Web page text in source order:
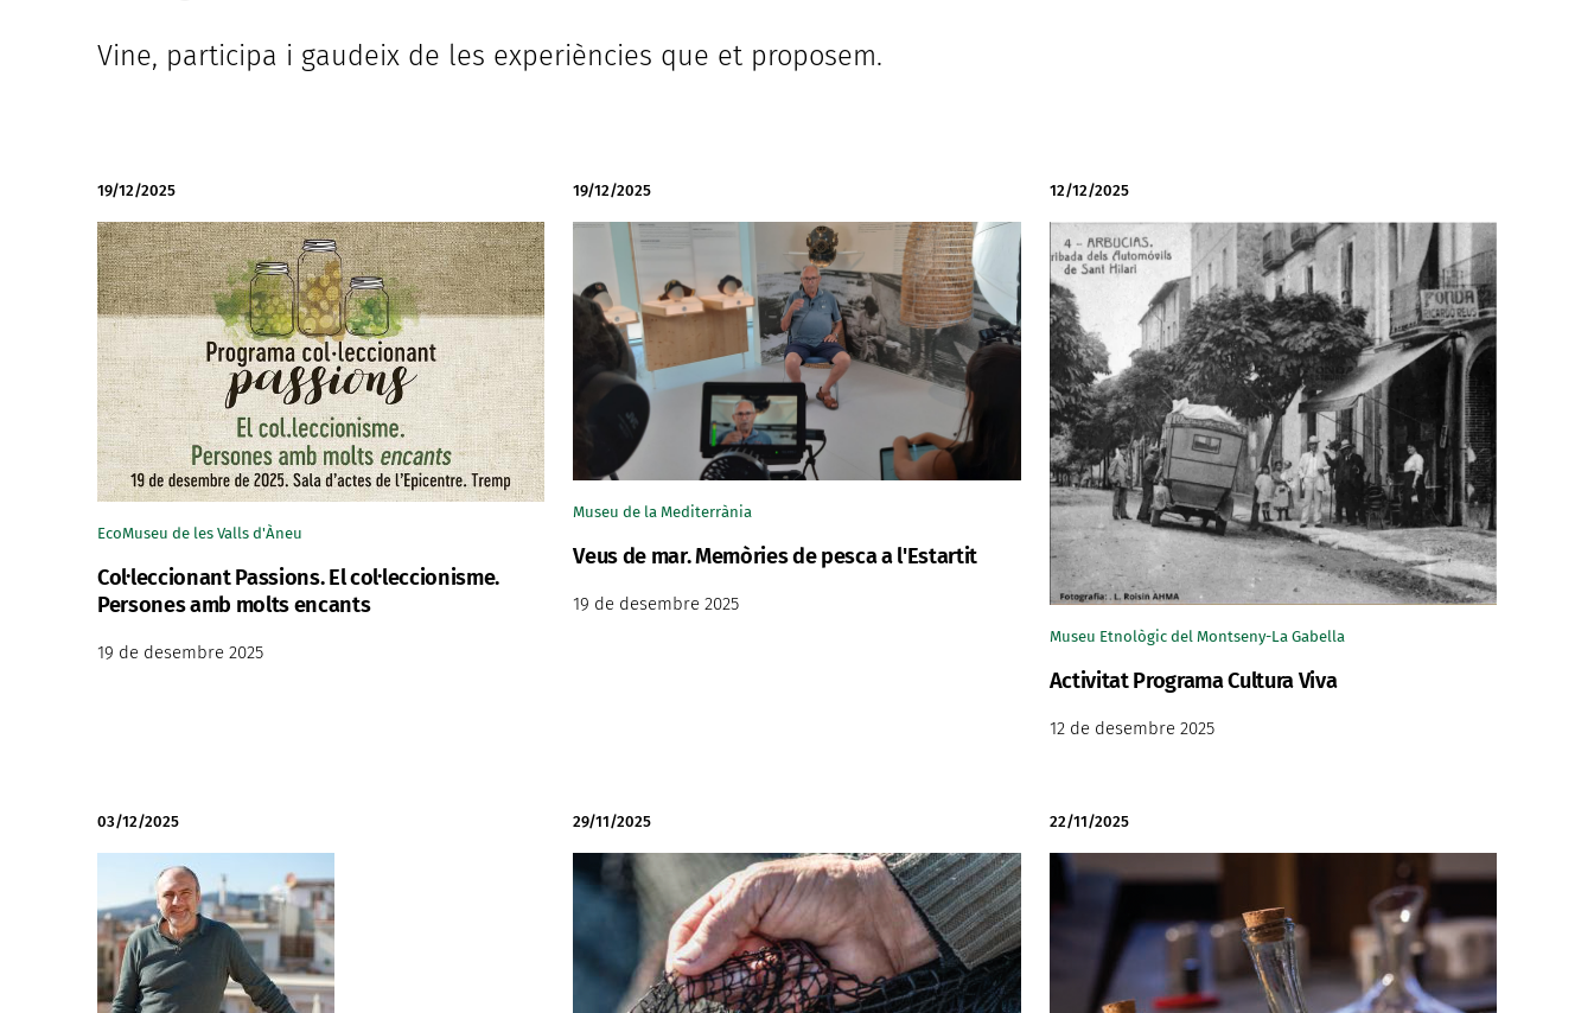
Vine, participa i gaudeix de les experiències que et proposem.
Col·leccionant Passions. El col·leccionisme.
Persones amb molts encants
19 de desembre 2025
19/12/2025
EcoMuseu de les Valls d'Àneu
Veus de mar. Memòries de pesca a l'Estartit
19 de desembre 2025
19/12/2025
Museu de la Mediterrània
Activitat Programa Cultura Viva
12 de desembre 2025
12/12/2025
Museu Etnològic del Montseny-La Gabella
03/12/2025 29/11/2025 22/11/2025